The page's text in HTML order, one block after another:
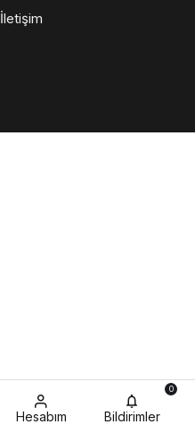
İletişim
Hesabım Bildirimler
0